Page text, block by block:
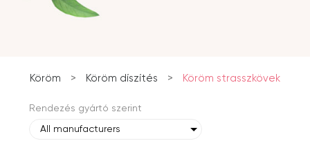
Köröm > Köröm díszítés > Köröm strasszkövek
Rendezés gyártó szerint
All manufacturers